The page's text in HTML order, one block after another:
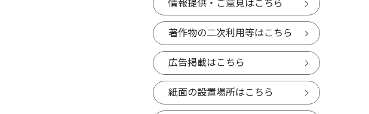
情報提供・ご意見はこちら
著作物の二次利用等はこちら
広告掲載はこちら
紙面の設置場所はこちら